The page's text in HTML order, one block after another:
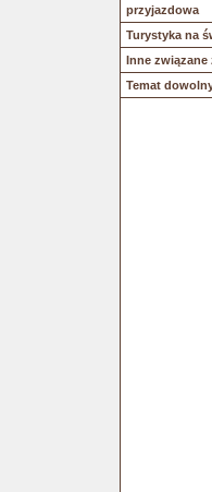
przyjazdowa
Turystyka na
Inne związane
Temat